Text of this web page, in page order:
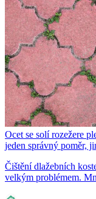
Ocet se solí rozežere
jeden správný poměr,
Čištění dlažebních
velkým problémem.